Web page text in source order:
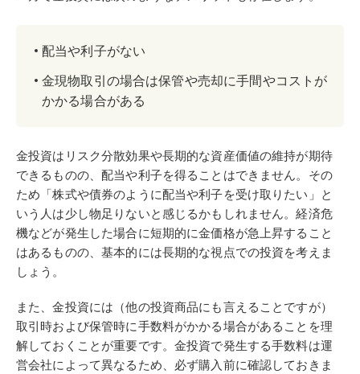
配当や利子がない
金現物取引の場合は保管や売却に手間やコストが
かかる場合がある
金投資はリスク分散効果や長期的な資産価値の維持が期待
できるものの、配当や利子を得ることはできません。その
ため「株式や債券のように配当や利子を受け取りたい」と
いう人は少し物足りないと感じるかもしれません。経済危
機などが発生した場合に短期的に金価格が急上昇すること
はあるものの、基本的には長期的な視点での投資を考えま
しょう。
また、金投資には（他の投資商品にも言えることですが）
取引時および保管時に手数料がかかる場合があることを理
解しておくことが重要です。金投資で発生する手数料は運
営会社によって異なるため、必ず購入前に確認しておきま